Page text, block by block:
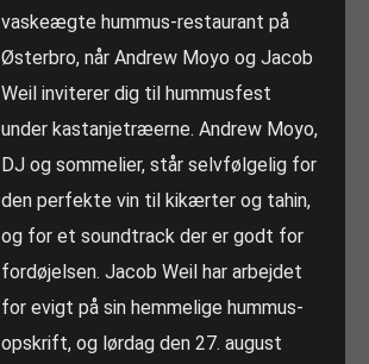
vaskeægte hummus-restaurant på
Østerbro, når Andrew Moyo og Jacob
Weil inviterer dig til hummusfest
under kastanjetræerne. Andrew Moyo,
DJ og sommelier, står selvfølgelig for
den perfekte vin til kikærter og tahin,
og for et soundtrack der er godt for
fordøjelsen. Jacob Weil har arbejdet
for evigt på sin hemmelige hummus-
opskrift, og lørdag den 27. august